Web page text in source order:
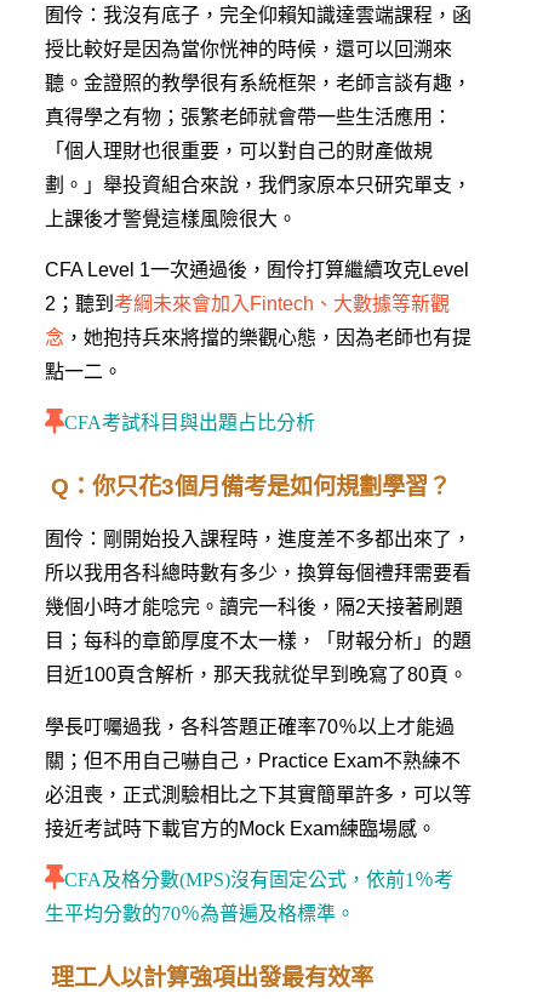
囿伶：我沒有底子，完全仰賴知識達雲端課程，函
授比較好是因為當你恍神的時候，還可以回溯來
聽。金證照的教學很有系統框架，老師言談有趣，
真得學之有物；張繁老師就會帶一些生活應用：
「個人理財也很重要，可以對自己的財產做規
劃。」舉投資組合來說，我們家原本只研究單支，
上課後才警覺這樣風險很大。
CFA Level 1一次通過後，囿伶打算繼續攻克Level
2；聽到考綱未來會加入Fintech、大數據等新觀
念 ，她抱持兵來將擋的樂觀心態，因為老師也有提
點一二。
CFA考試科目與出題占比分析
Q：你只花3個月備考是如何規劃學習？
囿伶：剛開始投入課程時，進度差不多都出來了，
所以我用各科總時數有多少，換算每個禮拜需要看
幾個小時才能唸完。讀完一科後，隔2天接著刷題
目；每科的章節厚度不太一樣，「財報分析」的題
目近100頁含解析，那天我就從早到晚寫了80頁。
學長叮囑過我，各科答題正確率70％以上才能過
關；但不用自己嚇自己，Practice Exam不熟練不
必沮喪，正式測驗相比之下其實簡單許多，可以等
接近考試時下載官方的Mock Exam練臨場感。
CFA及格分數(MPS)沒有固定公式，依前1％考
生平均分數的70％為普遍及格標準。
理工人以計算強項出發最有效率